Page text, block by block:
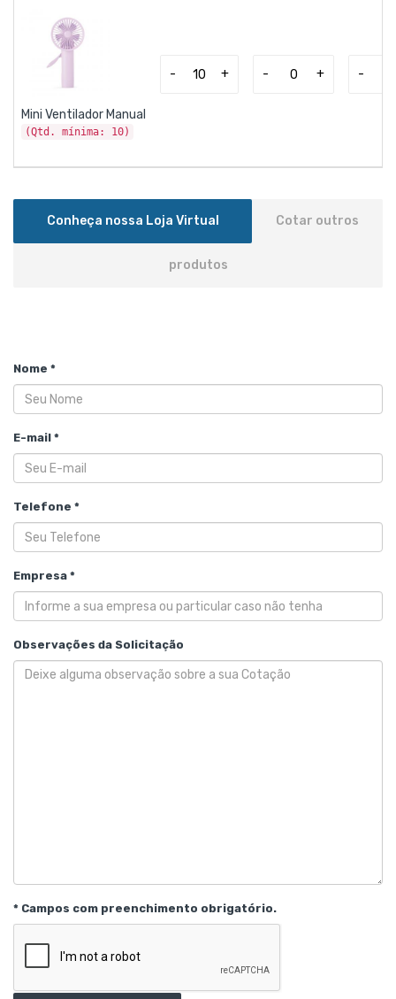
Mini Ventilador Manual
(Qtd. mínima: 10)
- + - + -
Conheça nossa Loja Virtual Cotar outros
produtos
Nome *
E-mail *
Telefone *
Empresa *
Observações da Solicitação
* Campos com preenchimento obrigatório.